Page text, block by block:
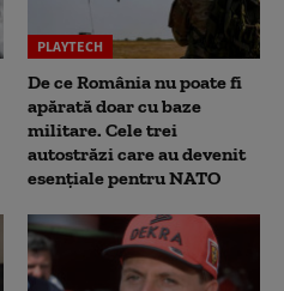
PLAYTECH
De ce România nu poate fi
apărată doar cu baze
militare. Cele trei
autostrăzi care au devenit
esențiale pentru NATO